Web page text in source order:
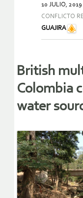
10 JULIO, 2019
CONFLICTO
GUAJIRA
British
Colombia
water